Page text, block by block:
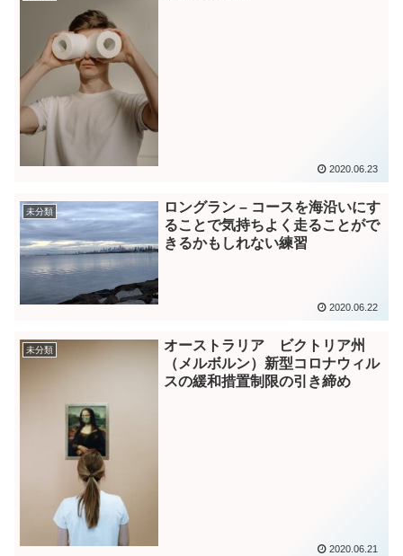
2020.06.23
未分類
ロングラン – コースを海沿いにす
ることで気持ちよく走ることがで
きるかもしれない練習
2020.06.22
未分類
オーストラリア ビクトリア州
（メルボルン）新型コロナウィル
スの緩和措置制限の引き締め
2020.06.21